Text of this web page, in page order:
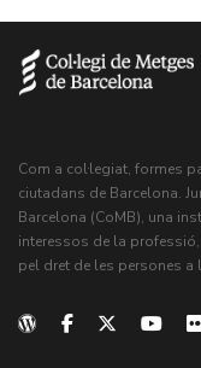
Com a col·legiat, formes
ciutadans de Barcelona.
Barcelona (CoMB), una
interessos de la
pel dret de les persones